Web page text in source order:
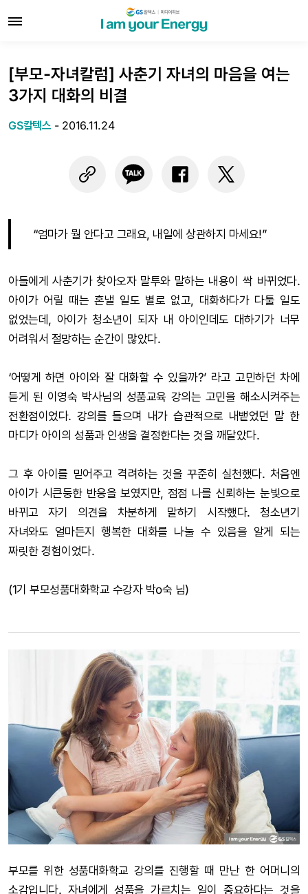
[부모-자녀칼럼] 사춘기 자녀의 마음을 여는
3가지 대화의 비결
GS칼텍스 - 2016.11.24
“엄마가 뭘 안다고 그래요, 내일에 상관하지 마세요!”
아들에게 사춘기가 찾아오자 말투와 말하는 내용이 싹 바뀌었다.
아이가 어릴 때는 혼낼 일도 별로 없고, 대화하다가 다툴 일도
없었는데, 아이가 청소년이 되자 내 아이인데도 대하기가 너무
어려워서 절망하는 순간이 많았다.
‘어떻게 하면 아이와 잘 대화할 수 있을까?’ 라고 고민하던 차에
듣게 된 이영숙 박사님의 성품교육 강의는 고민을 해소시켜주는
전환점이었다. 강의를 들으며 내가 습관적으로 내뱉었던 말 한
마디가 아이의 성품과 인생을 결정한다는 것을 깨달았다.
그 후 아이를 믿어주고 격려하는 것을 꾸준히 실천했다. 처음엔
아이가 시큰둥한 반응을 보였지만, 점점 나를 신뢰하는 눈빛으로
바뀌고 자기 의견을 차분하게 말하기 시작했다. 청소년기
자녀와도 얼마든지 행복한 대화를 나눌 수 있음을 알게 되는
짜릿한 경험이었다.
(1기 부모성품대화학교 수강자 박o숙 님)
부모를 위한 성품대화학교 강의를 진행할 때 만난 한 어머니의
소감입니다. 자녀에게 성품을 가르치는 일이 중요하다는 것을